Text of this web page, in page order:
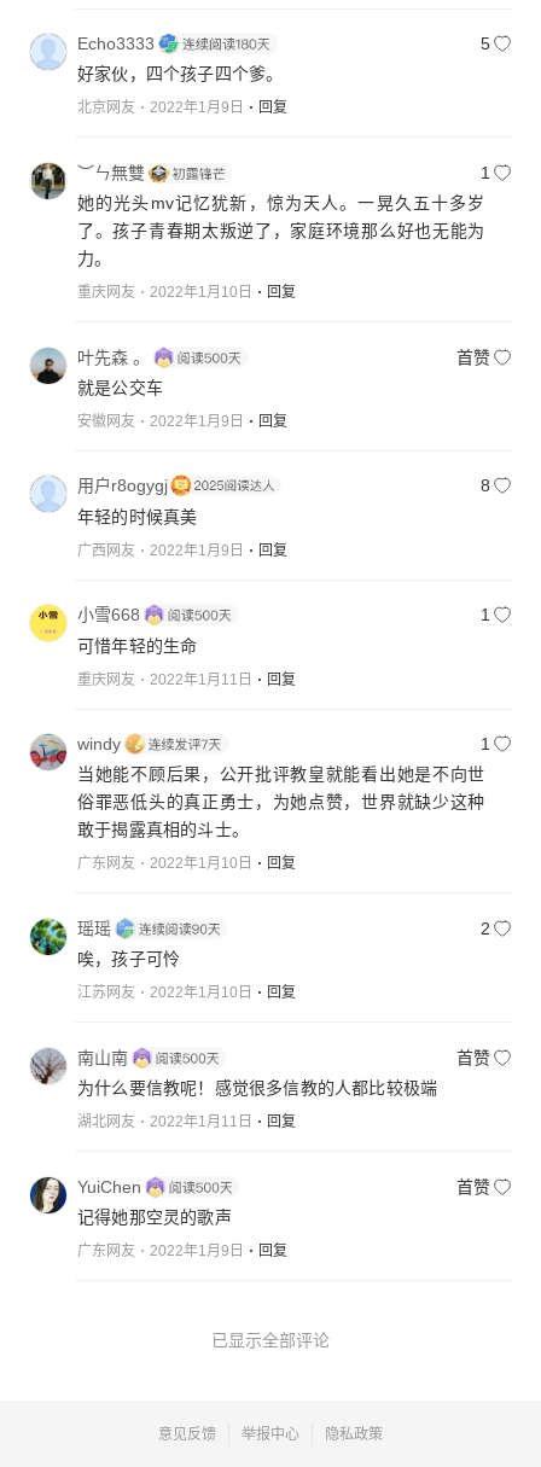
Echo3333
5
好家伙，四个孩子四个爹。
北京网友 2022年1月9日 回复
︶ㄣ無雙
1
她的光头mv记忆犹新，惊为天人。一晃久五十多岁
了。孩子青春期太叛逆了，家庭环境那么好也无能为
力。
重庆网友 2022年1月10日 回复
叶先森 。
首赞
就是公交车
安徽网友 2022年1月9日 回复
用户r8ogygj
8
年轻的时候真美
广西网友 2022年1月9日 回复
小雪668
1
可惜年轻的生命
重庆网友 2022年1月11日 回复
windy
1
当她能不顾后果，公开批评教皇就能看出她是不向世
俗罪恶低头的真正勇士，为她点赞，世界就缺少这种
敢于揭露真相的斗士。
广东网友 2022年1月10日 回复
瑶瑶
2
唉，孩子可怜
江苏网友 2022年1月10日 回复
南山南
首赞
为什么要信教呢！感觉很多信教的人都比较极端
湖北网友 2022年1月11日 回复
YuiChen
首赞
记得她那空灵的歌声
广东网友 2022年1月9日 回复
已显示全部评论
意见反馈 举报中心 隐私政策